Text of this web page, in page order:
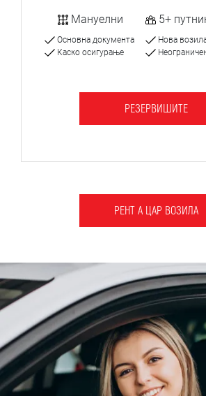
Мануелни 5+
Основна документа
Каско осигурање
Нова
РЕЗЕРВИШИТЕ
РЕНТ А ЦАР ВОЗИЛА